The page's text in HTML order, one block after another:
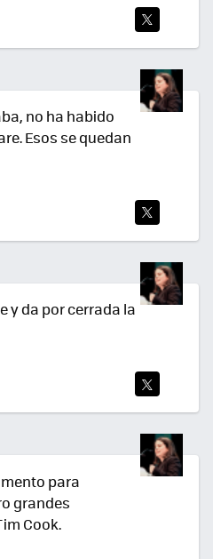
TEA
R
no ha habido
Esos se quedan
TWI
TEA
R
y da por cerrada la
TWI
TEA
R
para
grandes
Cook.